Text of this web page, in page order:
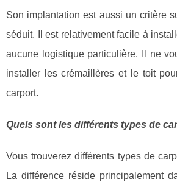
Son implantation est aussi un critère
séduit. Il est relativement facile à
aucune logistique particulière. Il ne
installer les crémaillères et le toit
carport.
Quels sont les différents types de
Vous trouverez différents types de
La différence réside principalement